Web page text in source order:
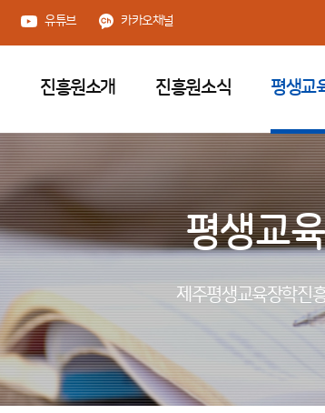
유튜브 카카오채널
진흥원소개 진흥원소식 평생교
평생교
제주평생교육장학진